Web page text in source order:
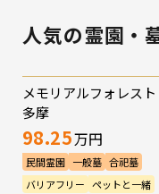
人気の霊園・
メモリアルフォレスト
多摩
98.25万円
民間霊園 一般墓 合祀墓
永代供養墓／樹木葬
バリアフリー ペットと一緒